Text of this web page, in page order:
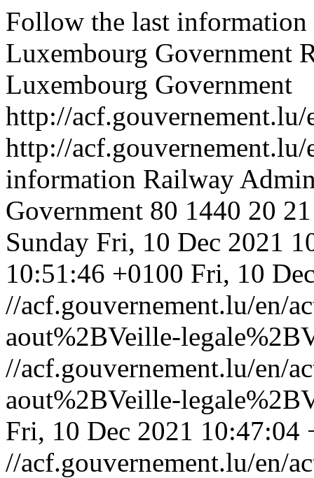
Follow the last
Luxembourg Government
Luxembourg Government
http://
http://
information Railway
Government 80 1440 20 21
Sunday Fri, 10 Dec 2021
10:51:46 +0100 Fri, 10
//acf.gouvernement.lu/en/
aout%2BVeille-
//acf.gouvernement.lu/en/
aout%2BVeille-
Fri, 10 Dec 2021 10:47:04
//acf.gouvernement.lu/en/